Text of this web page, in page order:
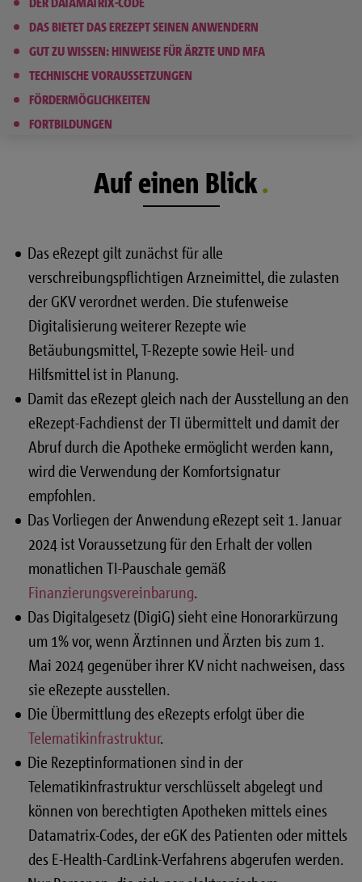
DAS BIETET DAS EREZEPT SEINEN ANWENDERN
GUT ZU WISSEN: HINWEISE FÜR ÄRZTE UND MFA
TECHNISCHE VORAUSSETZUNGEN
FÖRDERMÖGLICHKEITEN
FORTBILDUNGEN
Auf einen Blick
Das eRezept gilt zunächst für alle
verschreibungspflichtigen Arzneimittel, die zulasten
der GKV verordnet werden. Die stufenweise
Digitalisierung weiterer Rezepte wie
Betäubungsmittel, T-Rezepte sowie Heil- und
Hilfsmittel ist in Planung.
Damit das eRezept gleich nach der Ausstellung an den
eRezept-Fachdienst der TI übermittelt und damit der
Abruf durch die Apotheke ermöglicht werden kann,
wird die Verwendung der Komfortsignatur
empfohlen.
Das Vorliegen der Anwendung eRezept seit 1. Januar
2024 ist Voraussetzung für den Erhalt der vollen
monatlichen TI-Pauschale gemäß
Finanzierungsvereinbarung.
Das Digitalgesetz (DigiG) sieht eine Honorarkürzung
um 1% vor, wenn Ärztinnen und Ärzten bis zum 1.
Mai 2024 gegenüber ihrer KV nicht nachweisen, dass
sie eRezepte ausstellen.
Die Übermittlung des eRezepts erfolgt über die
Telematikinfrastruktur.
Die Rezeptinformationen sind in der
Telematikinfrastruktur verschlüsselt abgelegt und
können von berechtigten Apotheken mittels eines
Datamatrix-Codes, der eGK des Patienten oder mittels
des E-Health-CardLink-Verfahrens abgerufen werden.